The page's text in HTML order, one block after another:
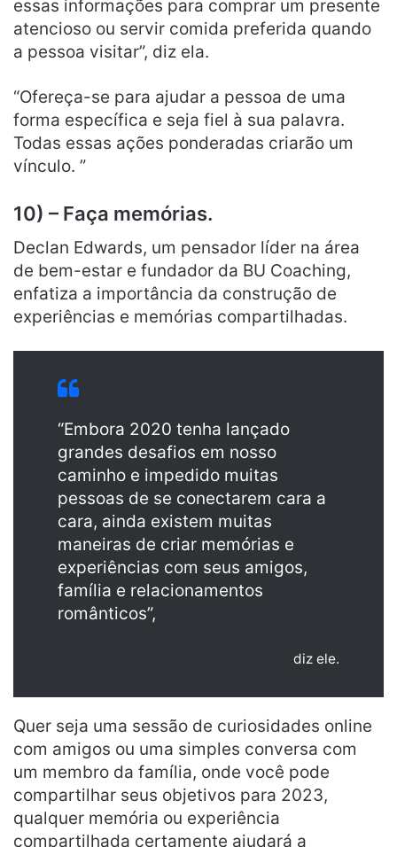
essas informações para comprar um presente
atencioso ou servir comida preferida quando
a pessoa visitar”, diz ela.
“Ofereça-se para ajudar a pessoa de uma
forma específica e seja fiel à sua palavra.
Todas essas ações ponderadas criarão um
vínculo. ”
10) – Faça memórias.
Declan Edwards, um pensador líder na área
de bem-estar e fundador da BU Coaching,
enfatiza a importância da construção de
experiências e memórias compartilhadas.
“Embora 2020 tenha lançado
grandes desafios em nosso
caminho e impedido muitas
pessoas de se conectarem cara a
cara, ainda existem muitas
maneiras de criar memórias e
experiências com seus amigos,
família e relacionamentos
românticos”,
diz ele.
Quer seja uma sessão de curiosidades online
com amigos ou uma simples conversa com
um membro da família, onde você pode
compartilhar seus objetivos para 2023,
qualquer memória ou experiência
compartilhada certamente ajudará a